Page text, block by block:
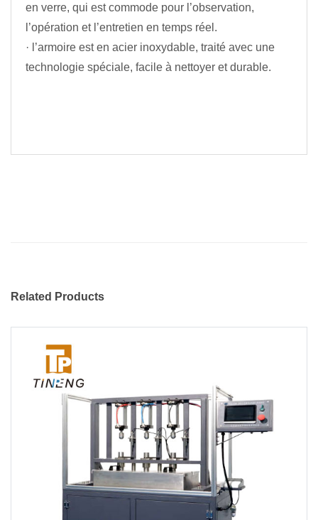
en verre, qui est commode pour l’observation,
l’opération et l’entretien en temps réel.
· l’armoire est en acier inoxydable, traité avec une
technologie spéciale, facile à nettoyer et durable.
Related Products